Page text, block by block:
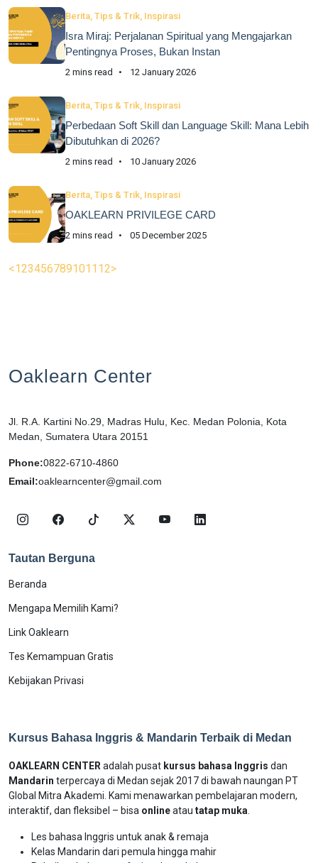
Berita, Tips & Trik, Inspirasi
Isra Miraj: Perjalanan Spiritual yang Mengajarkan
Pentingnya Proses, Bukan Instan
2 mins read 12 January 2026
Berita, Tips & Trik, Inspirasi
Perbedaan Soft Skill dan Language Skill: Mana Lebih
Dibutuhkan di 2026?
2 mins read 10 January 2026
Berita, Tips & Trik, Inspirasi
OAKLEARN PRIVILEGE CARD
2 mins read 05 December 2025
<1234567891011 12>
Oaklearn Center
Jl. R.A. Kartini No.29, Madras Hulu, Kec. Medan Polonia, Kota
Medan, Sumatera Utara 20151
Phone:0822-6710-4860
Email:oaklearncenter@gmail.com
Tautan Berguna
Beranda
Mengapa Memilih Kami?
Link Oaklearn
Tes Kemampuan Gratis
Kebijakan Privasi
Kursus Bahasa Inggris & Mandarin Terbaik di Medan
OAKLEARN CENTER adalah pusat kursus bahasa Inggris dan
Mandarin terpercaya di Medan sejak 2017 di bawah naungan PT
Global Mitra Akademi. Kami menawarkan pembelajaran modern,
interaktif, dan fleksibel – bisa onlineatau tatap muka
Les bahasa Inggris untuk anak & remaja
Kelas Mandarin dari pemula hingga mahir